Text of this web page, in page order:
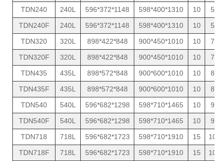
TDN240
240L 596*372*1148 598*400*1310 10
57
TDN240F
240L 596*372*1148 598*400*1310 10
57
TDN320
320L 898*422*848 900*450*1010 10
70
TDN320F
320L 898*422*848 900*450*1010 10
70
TDN435
435L 898*572*848 900*600*1010 10
82
TDN435F
435L 898*572*848 900*600*1010 10
82
TDN540
540L 596*682*1298 598*710*1465 10
95
TDN540F
540L 596*682*1298 598*710*1465 10
95
TDN718
718L 596*682*1723 598*710*1910 15
105
TDN718F
718L 596*682*1723 598*710*1910 15
105